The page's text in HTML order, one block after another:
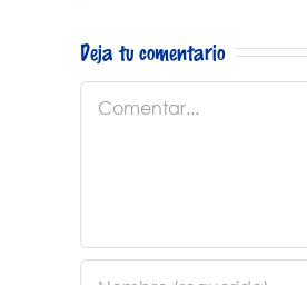
Deja tu comentario